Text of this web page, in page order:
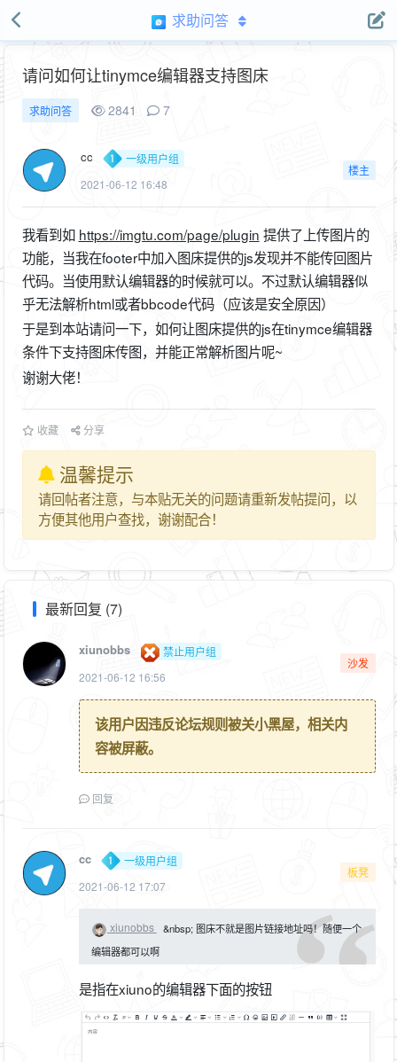
求助问答
请问如何让tinymce编辑器支持图床
求助问答 2841 7
cc
一级用户组
2021-06-12 16:48
楼主
我看到如 https://imgtu.com/page/plugin 提供了上传图片的
功能，当我在footer中加入图床提供的js发现并不能传回图片
代码。当使用默认编辑器的时候就可以。不过默认编辑器似
乎无法解析html或者bbcode代码（应该是安全原因）
于是到本站请问一下，如何让图床提供的js在tinymce编辑器
条件下支持图床传图，并能正常解析图片呢~
谢谢大佬！
收藏 分享
温馨提示
请回帖者注意，与本贴无关的问题请重新发帖提问，以
方便其他用户查找，谢谢配合！
最新回复 (7)
xiunobbs
禁止用户组
2021-06-12 16:56
沙发
该用户因违反论坛规则被关小黑屋，相关内
容被屏蔽。
回复
cc
一级用户组
2021-06-12 17:07
板凳
xiunobbs
&nbsp; 图床不就是图片链接地址吗！随便一个
编辑器都可以啊
是指在xiuno的编辑器下面的按钮